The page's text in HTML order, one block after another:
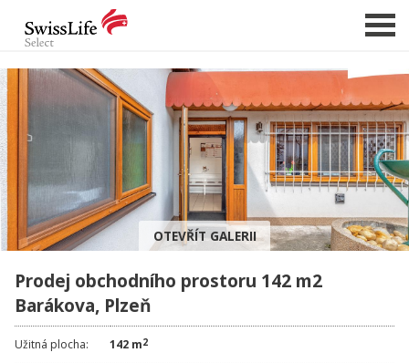
NABÍDKA NEMOVITOSTÍ
CHCI PRODAT / PRONAJMOUT
HLÍDAT NOVÉ NABÍDKY
CHCI OCENIT NEMOVITOST
O NÁS
REFERENCE
SLUŽBY
KARIÉRA
OTEVŘÍT GALERII
Prodej obchodního prostoru 142 m2
Barákova, Plzeň
Užitná plocha: 142 m2